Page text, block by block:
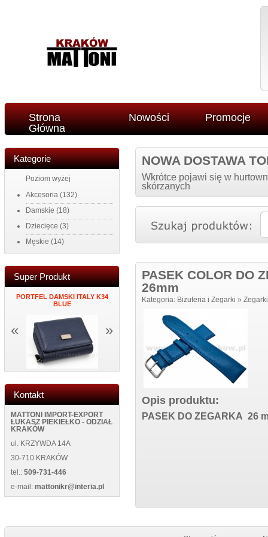
Strona
Główna
Nowości Promocje
Kategorie
Poziom wyżej
Akcesoria (132)
Damskie (18)
Dziecięce (3)
Męskie (14)
Super Produkt
PORTFEL DAMSKI ITALY K34
BLUE
MĘSKI PORTFEL SKÓRZANY
NEW WILD 125400 BLUE
ZEGAR
ŚCIANĘ
« »
Kontakt
MATTONI IMPORT-EXPORT
ŁUKASZ PIEKIEŁKO - ODZIAŁ
KRAKÓW
ul. KRZYWDA 14A
30-710 KRAKÓW
tel.: 509-731-446
e-mail: mattonikr@interia.pl
NOWA DOSTAWA
Wkrótce pojawi się w
skórzanych
PASEK COLOR DO
26mm
Kategoria: Biżuteria i Zegarki » Zegarki
Opis produktu:
PASEK DO ZEGARKA 26